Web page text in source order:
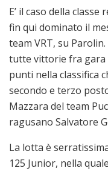
E’ il caso della
fin qui dominato il
team VRT, su
tutte vittorie fra gara
punti nella classifica
secondo e terzo
Mazzara del team
ragusano Salvatore
La lotta è
125 Junior, nella